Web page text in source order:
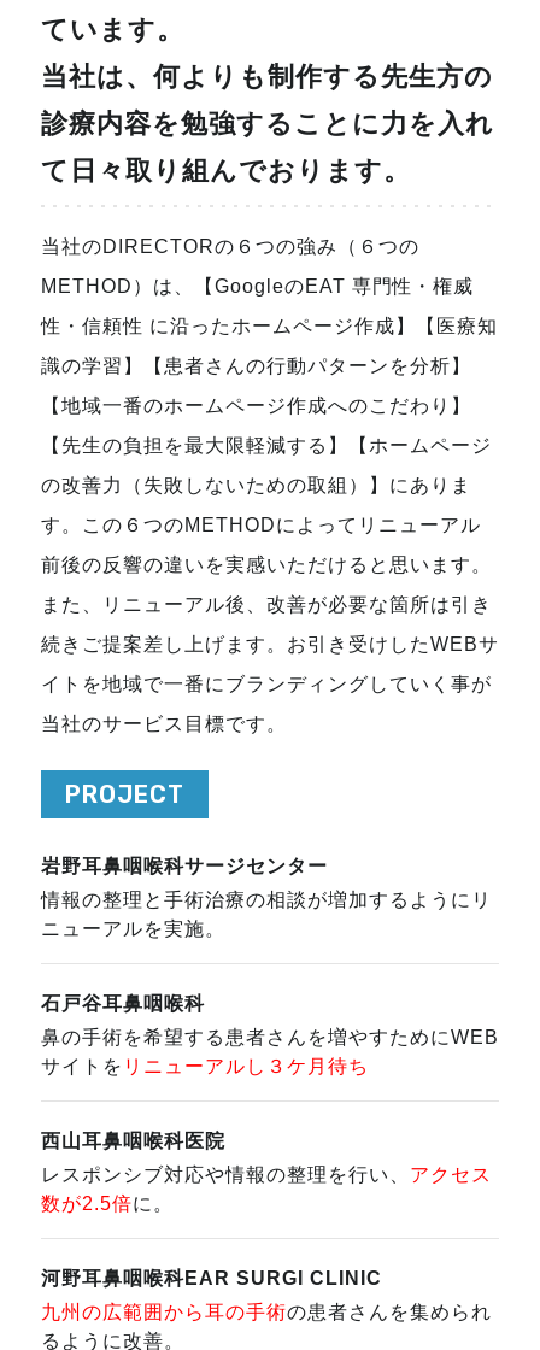
ています。
当社は、何よりも制作する先生方の
診療内容を勉強することに力を入れ
て日々取り組んでおります。
当社のDIRECTORの６つの強み（６つの
METHOD）は、【GoogleのEAT 専門性・権威
性・信頼性 に沿ったホームページ作成】【医療知
識の学習】【患者さんの行動パターンを分析】
【地域一番のホームページ作成へのこだわり】
【先生の負担を最大限軽減する】【ホームページ
の改善力（失敗しないための取組）】にありま
す。この６つのMETHODによってリニューアル
前後の反響の違いを実感いただけると思います。
また、リニューアル後、改善が必要な箇所は引き
続きご提案差し上げます。お引き受けしたWEBサ
イトを地域で一番にブランディングしていく事が
当社のサービス目標です。
PROJECT
岩野耳鼻咽喉科サージセンター
情報の整理と手術治療の相談が増加するようにリ
ニューアルを実施。
石戸谷耳鼻咽喉科
鼻の手術を希望する患者さんを増やすためにWEB
サイトを リニューアルし３ケ月待ち
西山耳鼻咽喉科医院
レスポンシブ対応や情報の整理を行い、 アクセス
数が2.5倍に。
河野耳鼻咽喉科EAR SURGI CLINIC
九州の広範囲から耳の手術の患者さんを集められ
るように改善。